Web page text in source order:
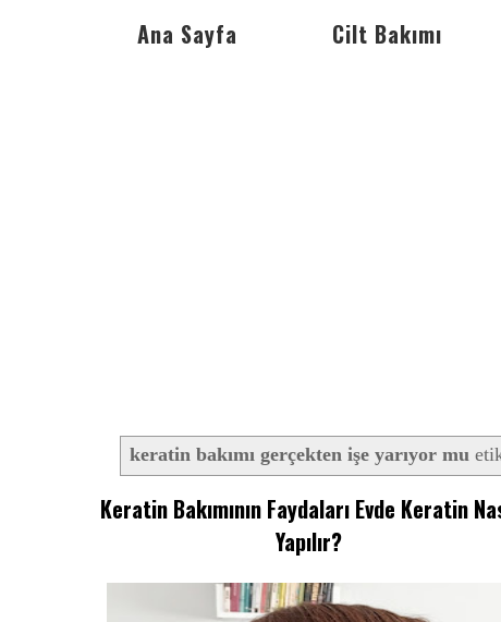
Ana Sayfa Cilt Bakımı
keratin bakımı gerçekten işe yarıyor mu
Keratin Bakımının Faydaları Evde Keratin
Yapılır?